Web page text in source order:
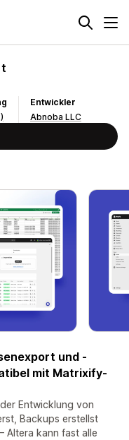
Entwickler
Abnoba LLC
und -
mit Matrixify-
Entwicklung von
Backups erstellst
Altera kann fast alle